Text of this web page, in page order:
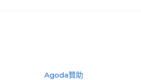
Agoda贊助